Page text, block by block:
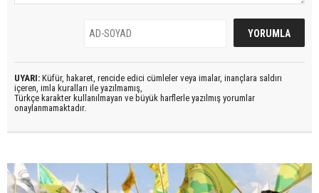
UYARI: Küfür, hakaret, rencide edici cümleler veya imalar, inançlara saldırı
içeren, imla kuralları ile yazılmamış,
Türkçe karakter kullanılmayan ve büyük harflerle yazılmış yorumlar
onaylanmamaktadır.